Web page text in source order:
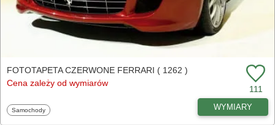
FOTOTAPETA CZERWONE FERRARI ( 1262 )
Cena zależy od wymiarów
111
Fototapety
Samochody WYMIARY